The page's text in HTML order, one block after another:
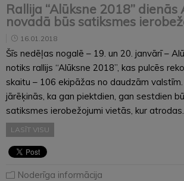
Rallija “Alūksne 2018” dienās
novadā būs satiksmes
16.01.2018
Šīs nedēļas nogalē – 19. un 20. janvārī –
notiks rallijs “Alūksne 2018”, kas pulcēs
skaitu – 106 ekipāžas no daudzām
jārēķinās, ka gan piektdien, gan sestdien
satiksmes ierobežojumi vietās, kur atrodas…
LASĪT VISU
Noderīga informācija